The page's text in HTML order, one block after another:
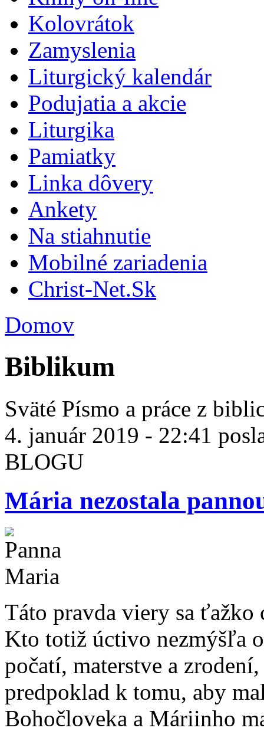
Kolovrátok
Zamyslenia
Liturgický kalendár
Podujatia a akcie
Liturgika
Pamiatky
Linka dôvery
Ankety
Na stiahnutie
Mobilné zariadenia
Christ-Net.Sk
Domov
Biblikum
Sväté Písmo a práce z
4. január 2019 - 22:41
BLOGU
Mária nezostala
Táto pravda viery sa
Kto totiž úctivo nezmýšľa
počatí, materstve a
predpoklad k tomu, aby
Bohočloveka a Máriinho